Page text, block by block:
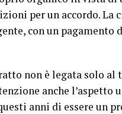
per un accordo. La
con un pagamento
non è legata solo
anche
anni di essere un